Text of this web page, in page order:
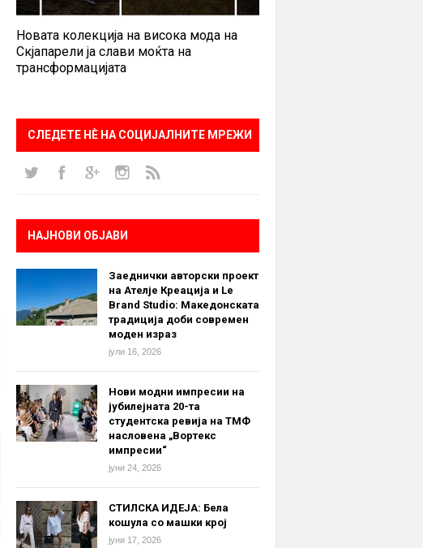
Новата колекција на висока мода на
Скјапарели ја слави моќта на
трансформацијата
СЛЕДЕТЕ НÈ НА СОЦИЈАЛНИТЕ МРЕЖИ
НАЈНОВИ ОБЈАВИ
Заеднички авторски проект
на Ателје Креација и Le
Brand Studio: Македонската
традиција доби современ
моден израз
јули 16, 2026
Нови модни импресии на
јубилејната 20-та
студентска ревија на ТМФ
насловена „Вортекс
импресии“
јуни 24, 2026
СТИЛСКА ИДЕЈА: Бела
кошула со машки крој
јуни 17, 2026